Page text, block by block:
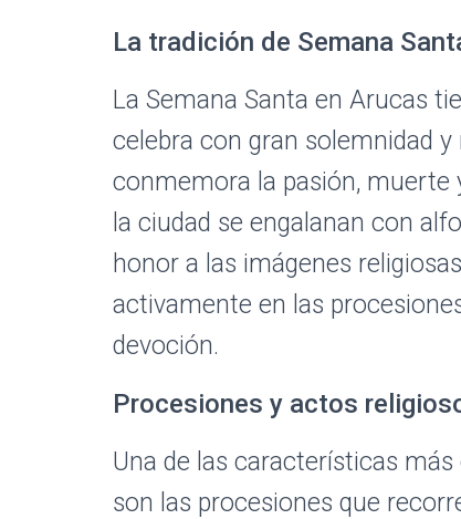
La tradición de Semana
La Semana Santa en Arucas
celebra con gran solemnidad
conmemora la pasión, muerte
la ciudad se engalanan con
honor a las imágenes
activamente en las
devoción.
Procesiones y actos
Una de las características
son las procesiones que